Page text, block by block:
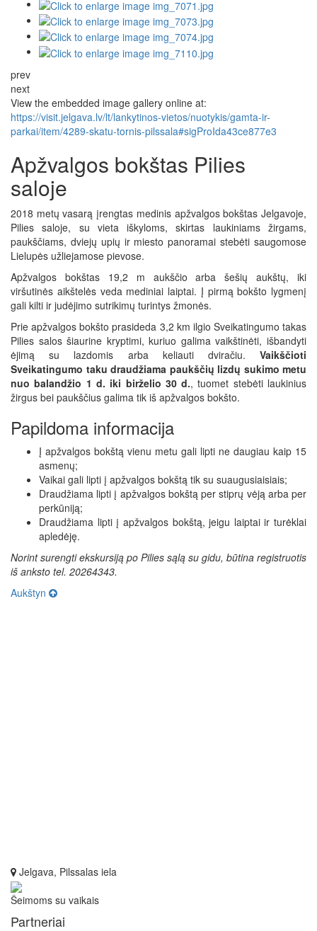
prev
next
View the embedded image gallery online at:
https://visit.jelgava.lv/lt/lankytinos-vietos/nuotykis/gamta-ir-
parkai/item/4289-skatu-tornis-pilssala#sigProIda43ce877e3
Apžvalgos bokštas Pilies
saloje
2018 metų vasarą įrengtas medinis apžvalgos bokštas Jelgavoje,
Pilies saloje, su vieta iškyloms, skirtas laukiniams žirgams,
paukščiams, dviejų upių ir miesto panoramai stebėti saugomose
Lielupės užliejamose pievose.
Apžvalgos bokštas 19,2 m aukščio arba šešių aukštų, iki
viršutinės aikštelės veda mediniai laiptai. Į pirmą bokšto lygmenį
gali kilti ir judėjimo sutrikimų turintys žmonės.
Prie apžvalgos bokšto prasideda 3,2 km ilgio Sveikatingumo takas
Pilies salos šiaurine kryptimi, kuriuo galima vaikštinėti, išbandyti
ėjimą su lazdomis arba keliauti dviračiu. Vaikščioti
Sveikatingumo taku draudžiama paukščių lizdų sukimo metu
nuo balandžio 1 d. iki birželio 30 d., tuomet stebėti laukinius
žirgus bei paukščius galima tik iš apžvalgos bokšto.
Papildoma informacija
Į apžvalgos bokštą vienu metu gali lipti ne daugiau kaip 15
asmenų;
Vaikai gali lipti į apžvalgos bokštą tik su suaugusiaisiais;
Draudžiama lipti į apžvalgos bokštą per stiprų vėją arba per
perkūniją;
Draudžiama lipti į apžvalgos bokštą, jeigu laiptai ir turėklai
apledėję.
Norint surengti ekskursiją po Pilies sąlą su gidu, būtina registruotis
iš anksto tel. 20264343.
Aukštyn
Jelgava, Pilssalas iela
Šeimoms su vaikais
Partneriai